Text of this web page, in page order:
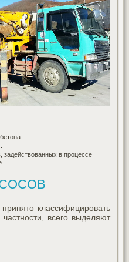
в процессе
классифицировать
всего выделяют